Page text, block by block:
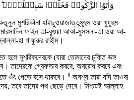
وَاٰتَوُا الزَّکٰوۃَ فَخَلُّوۡا
মুশরিকীনা হাইছুওয়াজাত্তুমূহুম ওয়া খুযূহুম
ফাইন তা-বূওয়া আকা-মুসসলা-তা ওয়া আ-
হা গাফুরুর রাহীম।
হলে মুশরিকদেরকে (যারা তোমাদের চুক্তি ভঙ্গ
তাদেরকে গ্রেফতার করবে, অবরোধ করবে এবং
ওঁৎ পেতে বসে থাকবে। ৪ অবশ্য তারা যদি তাওবা
তবে তাদের পথ ছেড়ে দেবে। নিশ্চয়ই আল্লাহ